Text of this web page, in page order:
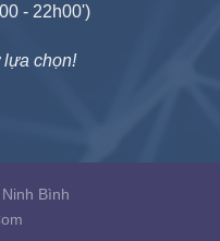
- 22h00')
chọn!
Bình